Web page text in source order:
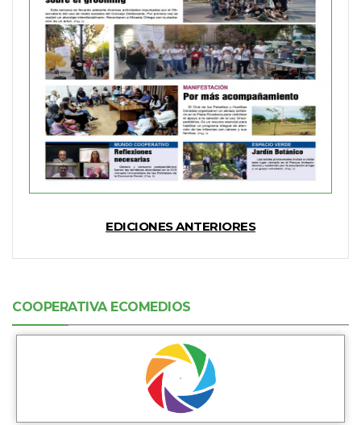
EDICIONES ANTERIORES
COOPERATIVA ECOMEDIOS